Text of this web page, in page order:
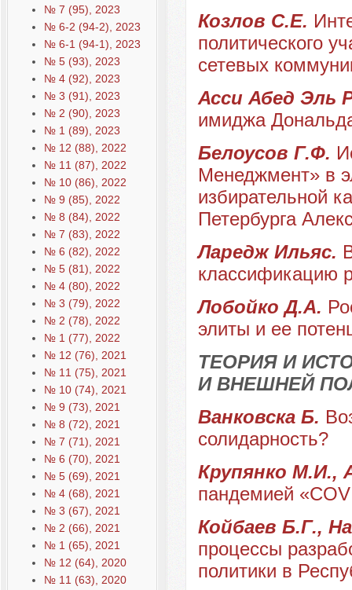
№ 7 (95), 2023
№ 6-2 (94-2), 2023
№ 6-1 (94-1), 2023
№ 5 (93), 2023
№ 4 (92), 2023
№ 3 (91), 2023
№ 2 (90), 2023
№ 1 (89), 2023
№ 12 (88), 2022
№ 11 (87), 2022
№ 10 (86), 2022
№ 9 (85), 2022
№ 8 (84), 2022
№ 7 (83), 2022
№ 6 (82), 2022
№ 5 (81), 2022
№ 4 (80), 2022
№ 3 (79), 2022
№ 2 (78), 2022
№ 1 (77), 2022
№ 12 (76), 2021
№ 11 (75), 2021
№ 10 (74), 2021
№ 9 (73), 2021
№ 8 (72), 2021
№ 7 (71), 2021
№ 6 (70), 2021
№ 5 (69), 2021
№ 4 (68), 2021
№ 3 (67), 2021
№ 2 (66), 2021
№ 1 (65), 2021
№ 12 (64), 2020
№ 11 (63), 2020
Козлов С.Е.
политического
сетевых
Асси Абед Эль
имиджа
Белоусов Г.Ф.
Менеджмент» в
избирательной
Петербурга
Ларедж Ильяс.
классификацию
Лобойко Д.А.
элиты и ее
ТЕОРИЯ И
И ВНЕШНЕЙ
Ванковска Б.
солидарность?
Крупянко М.И.,
пандемией
Койбаев Б.Г.,
процессы
политики в